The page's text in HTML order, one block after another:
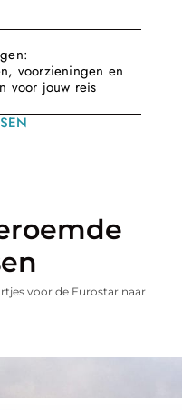
voorzieningen en
voor jouw reis
voor de Eurostar naar